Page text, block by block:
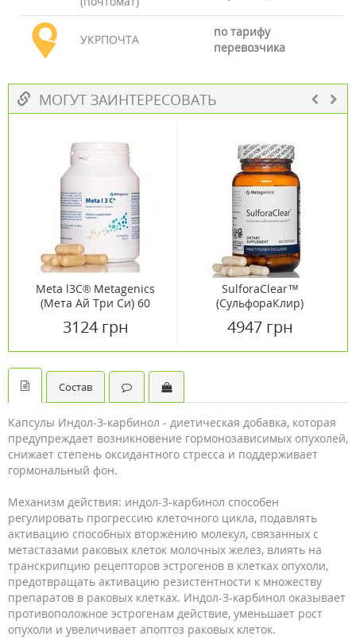
УКРПОЧТА
по тарифу
перевозчика
МОГУТ ЗАИНТЕРЕСОВАТЬ
Meta l3C® Metagenics
(Мета Ай Три Си) 60
3124 грн
SulforaClear™
(СульфораКлир)
4947 грн
Состав
Капсулы Индол-3-карбинол - диетическая добавка, которая
предупреждает возникновение гормонозависимых опухолей,
снижает степень оксидантного стресса и поддерживает
гормональный фон.
Механизм действия: индол-3-карбинол способен
регулировать прогрессию клеточного цикла, подавлять
активацию способных вторжению молекул, связанных с
метастазами раковых клеток молочных желез, влиять на
транскрипцию рецепторов эстрогенов в клетках опухоли,
предотвращать активацию резистентности к множеству
препаратов в раковых клетках. Индол-3-карбинол оказывает
противоположное эстрогенам действие, уменьшает рост
опухоли и увеличивает апоптоз раковых клеток.